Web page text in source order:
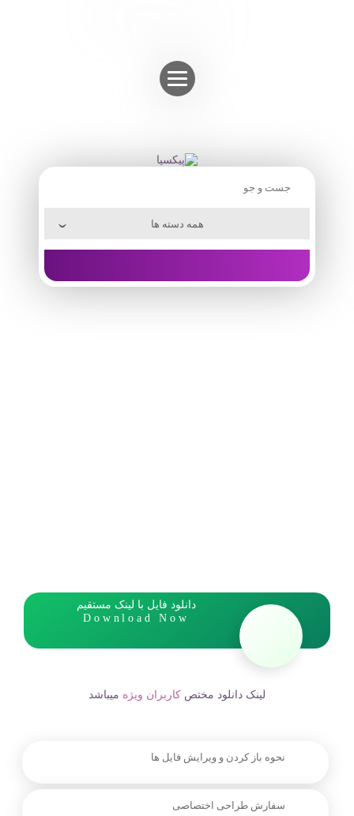
دانلود فایل با لینک مستقیم
Download Now
لینک دانلود مختص کاربران ویژه میباشد
نحوه باز کردن و ویرایش فایل ها
سفارش طراحی اختصاصی